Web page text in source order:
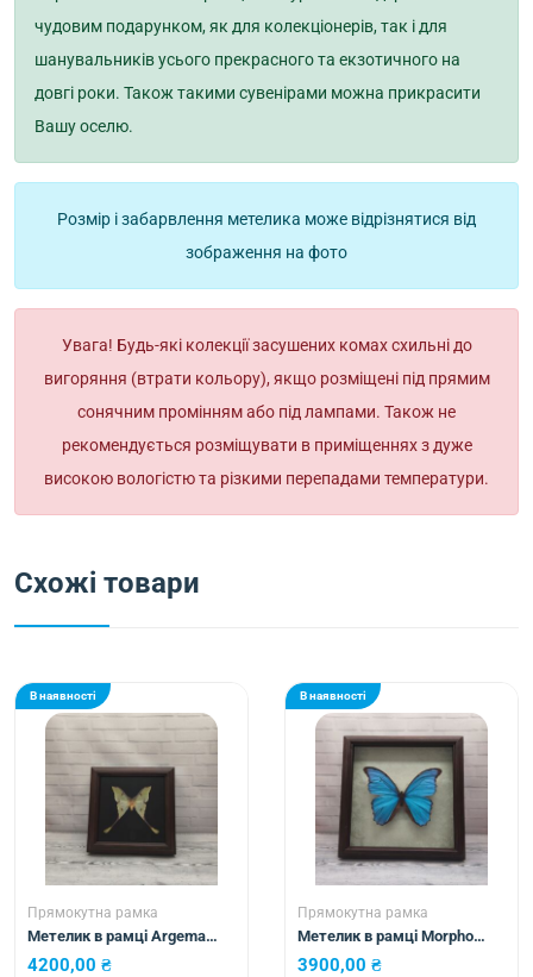
чудовим подарунком, як для колекціонерів, так і для
шанувальників усього прекрасного та екзотичного на
довгі роки. Також такими сувенірами можна прикрасити
Вашу оселю.
Розмір і забарвлення метелика може відрізнятися від
зображення на фото
Увага! Будь-які колекції засушених комах схильні до
вигоряння (втрати кольору), якщо розміщені під прямим
сонячним промінням або під лампами. Також не
рекомендується розміщувати в приміщеннях з дуже
високою вологістю та різкими перепадами температури.
Схожі товари
В наявності
Прямокутна рамка
Метелик в рамці Argema
mimosae m
4200,00 ₴
В наявності
Прямокутна рамка
Метелик в рамці Morpho
didius
3900,00 ₴